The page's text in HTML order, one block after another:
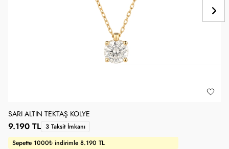
SARI ALTIN TEKTAŞ KOLYE
Sepette 1000₺ indirimle 8.190 TL
9.190 TL 3 Taksit İmkanı